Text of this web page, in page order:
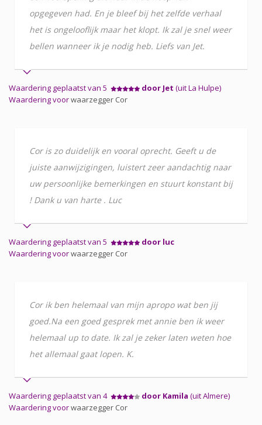
opgegeven had. En je bleef bij het zelfde verhaal
het is ongelooflijk maar het klopt. Ik zal je snel weer
bellen wanneer ik je nodig heb. Liefs van Jet.
Waardering geplaatst van 5 door Jet (uit La Hulpe)
Waardering voorwaarzegger Cor
Cor is zo duidelijk en vooral oprecht. Geeft u de
juiste aanwijzigingen, luistert zeer aandachtig naar
uw persoonlijke bemerkingen en stuurt konstant bij
! Dank u van harte . Luc
Waardering geplaatst van 5
door luc
Waardering voorwaarzegger Cor
Cor ik ben helemaal van mijn apropo wat ben jij
goed.Na een goed gesprek met annie ben ik weer
helemaal up to date. Ik zal je zeker laten weten hoe
het allemaal gaat lopen. K.
Waardering geplaatst van 4 door Kamila (uit Almere)
Waardering voorwaarzegger Cor